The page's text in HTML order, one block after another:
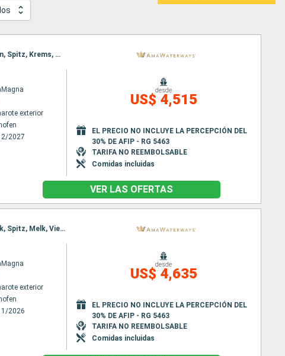
Itinerario : Vilshofen, Budapest, Passau, Budapest, Linz, Bratislava, Grein, Melk, Viena, Grein, Spitz, Krems, Melk, Viena, Dürnstein, Spitz, Linz, Viena, Bratislava, Passau, Budapest, Vilshofen, Budapest, Vilshofen
exterior
2027
desde
US$ 4,515
EL PRECIO NO INCLUYE LA PERCEPCIÓN DEL
30% DE AFIP - RG 5463
TARIFA NO REEMBOLSABLE
Comidas incluidas
VER LAS OFERTAS
Itinerario : Vilshofen, Budapest, Passau, Budapest, Linz, Bratislava, Grein, Viena, Grein, Melk, Spitz, Melk, Viena, Krems, Dürnstein, Spitz, Linz, Viena, Bratislava, Passau, Budapest, Vilshofen, Budapest, Vilshofen
exterior
2026
desde
US$ 4,635
EL PRECIO NO INCLUYE LA PERCEPCIÓN DEL
30% DE AFIP - RG 5463
TARIFA NO REEMBOLSABLE
Comidas incluidas